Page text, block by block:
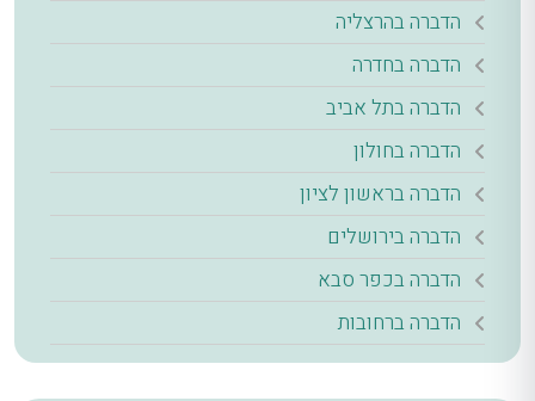
הדברה בהרצליה
הדברה בחדרה
הדברה בתל אביב
הדברה בחולון
הדברה בראשון לציון
הדברה בירושלים
הדברה בכפר סבא
הדברה ברחובות